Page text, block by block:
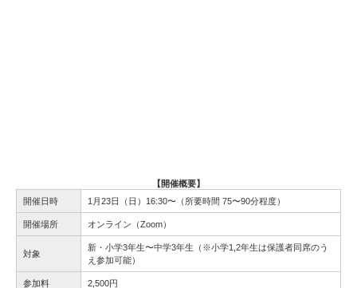
【開催概要】
開催日時
1月23日（日）16:30〜（所要時間 75〜90分程度）
開催場所 オンライン（Zoom）
対象
新・小学3年生〜中学3年生（※小学1,2年生は保護者同席のう
え参加可能）
参加料 2,500円